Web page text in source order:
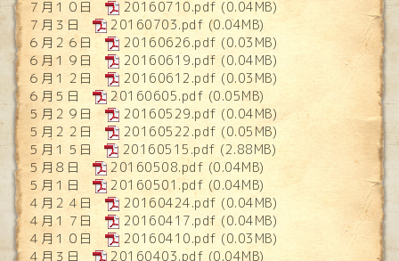
７月１０日
20160710.pdf (0.04MB)
７月３日
20160703.pdf (0.04MB)
６月２６日
20160626.pdf (0.03MB)
６月１９日
20160619.pdf (0.04MB)
６月１２日
20160612.pdf (0.03MB)
６月５日
20160605.pdf (0.05MB)
５月２９日
20160529.pdf (0.04MB)
５月２２日
20160522.pdf (0.05MB)
５月１５日
20160515.pdf (2.88MB)
５月８日
20160508.pdf (0.04MB)
５月１日
20160501.pdf (0.04MB)
４月２４日
20160424.pdf (0.04MB)
４月１７日
20160417.pdf (0.04MB)
４月１０日
20160410.pdf (0.03MB)
４月３日
20160403.pdf (0.04MB)